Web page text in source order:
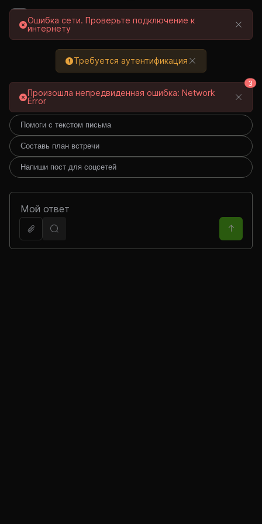
Вход / Регистрация
Над чем сегодня работаем?
Помоги с текстом письма
Составь план встречи
Напиши пост для соцсетей
Ошибка сети. Проверьте подключение к
интернету
Требуется аутентификация
3
Произошла непредвиденная ошибка: Network
Error